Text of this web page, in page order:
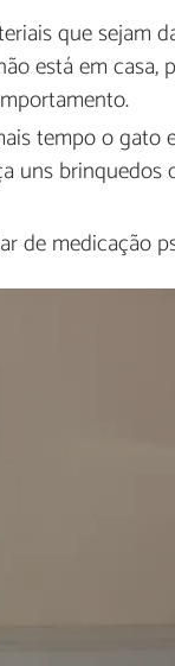
que sejam
está em casa,
tempo o gato
uns brinquedos
de medicação